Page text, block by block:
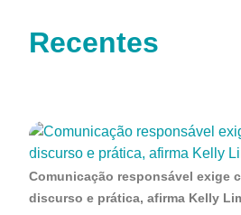
Recentes
Comunicação responsável exige
discurso e prática, afirma Kelly